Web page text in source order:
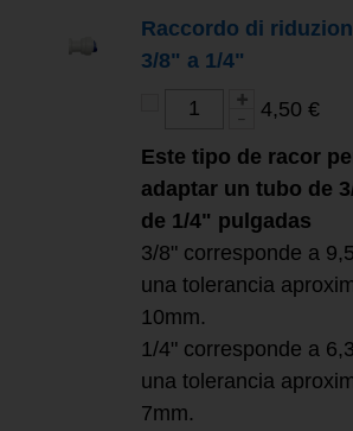
Raccordo di
3/8" a 1/4"
4,50 €
Este tipo de racor
adaptar un tubo de
de 1/4" pulgadas
3/8" corresponde a
una tolerancia
10mm.
1/4" corresponde a
una tolerancia
7mm.